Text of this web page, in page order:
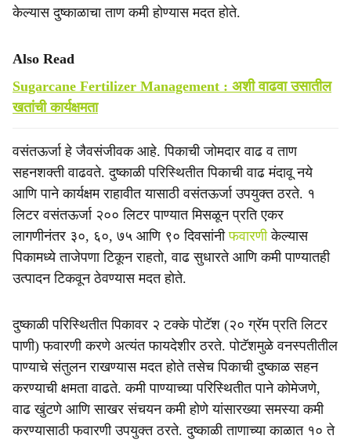
केल्यास दुष्काळाचा ताण कमी होण्यास मदत होते.
Also Read
Sugarcane Fertilizer Management : अशी वाढवा उसातील
खतांची कार्यक्षमता
वसंतऊर्जा हे जैवसंजीवक आहे. पिकाची जोमदार वाढ व ताण
सहनशक्ती वाढवते. दुष्काळी परिस्थितीत पिकाची वाढ मंदावू नये
आणि पाने कार्यक्षम राहावीत यासाठी वसंतऊर्जा उपयुक्त ठरते. १
लिटर वसंतऊर्जा २०० लिटर पाण्यात मिसळून प्रति एकर
लागणीनंतर ३०, ६०, ७५ आणि ९० दिवसांनीफवारणीकेल्यास
पिकामध्ये ताजेपणा टिकून राहतो, वाढ सुधारते आणि कमी पाण्यातही
उत्पादन टिकवून ठेवण्यास मदत होते.
दुष्काळी परिस्थितीत पिकावर २ टक्के पोटॅश (२० ग्रॅम प्रति लिटर
पाणी) फवारणी करणे अत्यंत फायदेशीर ठरते. पोटॅशमुळे वनस्पतीतील
पाण्याचे संतुलन राखण्यास मदत होते तसेच पिकाची दुष्काळ सहन
करण्याची क्षमता वाढते. कमी पाण्याच्या परिस्थितीत पाने कोमेजणे,
वाढ खुंटणे आणि साखर संचयन कमी होणे यांसारख्या समस्या कमी
करण्यासाठी फवारणी उपयुक्त ठरते. दुष्काळी ताणाच्या काळात १० ते